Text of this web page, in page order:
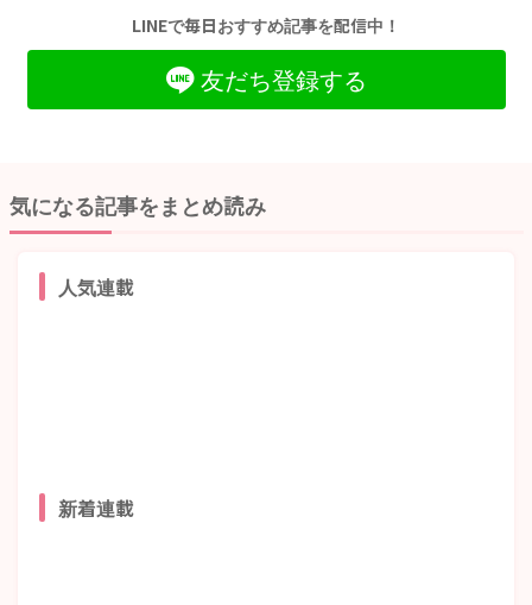
LINEで毎日おすすめ記事を配信中！
友だち登録する
気になる記事をまとめ読み
人気連載
新着連載